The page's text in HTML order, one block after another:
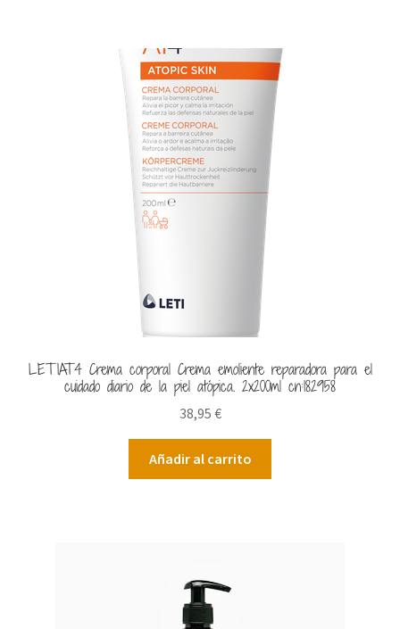
LETIAT4 Crema corporal Crema emoliente reparadora para el
cuidado diario de la piel atópica. 2x200ml cn:182958
38,95 €
Añadir al carrito